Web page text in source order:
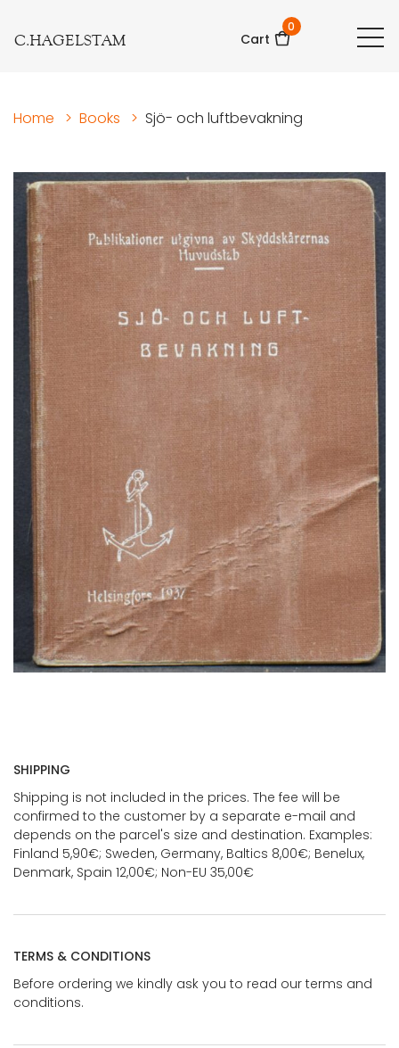
C.HAGELSTAM Cart
0
Home > Books > Sjö- och luftbevakning
SHIPPING
Shipping is not included in the prices. The fee will be
confirmed to the customer by a separate e-mail and
depends on the parcel's size and destination. Examples:
Finland 5,90€; Sweden, Germany, Baltics 8,00€; Benelux,
Denmark, Spain 12,00€; Non-EU 35,00€
TERMS & CONDITIONS
Before ordering we kindly ask you to read our terms and
conditions.